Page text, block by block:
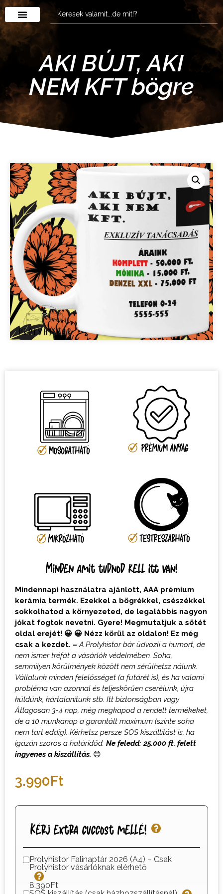
AKI BÚJT, AKI
NEM KFT bögre
Minden amit tudnod kell itt van!
Mindennapi használatra ajánlott, AAA prémium
kerámia termék. Ezekkel a bögrékkel, csészékkel
sokkolhatod a környezeted, de legalábbis nagyon
jókat fogtok nevetni. Gyere! Megmutatjuk a sötét
oldal erejét! 😀 😀 Nézz körül az oldalon! Ez még
csak a kezdet. – A Prolyhistor bár üdvözli a humort, de
nem ismer tréfát a vásárlók védelmében. Soha,
semmilyen körülmények között nem sérülhetsz nálunk.
Vállalunk minden felelősséget (a futárét is), és ha valami
probléma van azonnal és teljeskörűen cserélünk, újra
küldünk, kártalanítunk stb. Itt biztonságban vagy.
Átlagosan 3-4 nap, még megkapod a rendelt termékeket,
de a 10 munkanap a garantált maximum (szinte soha
nem tart eddig). Kérhetsz persze SOS kiszállítást is, ha
igazán szoros a határidőd. Ne feledd: 25.000 ft. felett
ingyenes a kiszállítás. 😊
3.990Ft
Kérj extra cuccost mellé!
Prolyhistor Falinaptár 2026 (A4) – Csak
Prolyhistor vásárlóknak elérhető
8.390Ft